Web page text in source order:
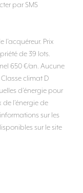
par SMS
l'acquéreur. Prix
de 39 lots.
650 €/an. Aucune
climat D
d'énergie pour
l'énergie de
informations sur les
sur le site